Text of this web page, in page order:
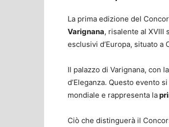
La prima edizione del
Varignana, risalente al XVIII
esclusivi d’Europa, situato
Il palazzo di Varignana, con
d’Eleganza. Questo evento
mondiale e rappresenta la
Ciò che distinguerà il